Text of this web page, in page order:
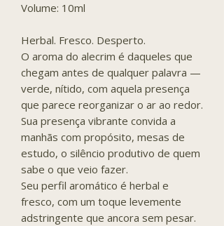
Volume: 10ml
Herbal. Fresco. Desperto.
O aroma do alecrim é daqueles que
chegam antes de qualquer palavra —
verde, nítido, com aquela presença
que parece reorganizar o ar ao redor.
Sua presença vibrante convida a
manhãs com propósito, mesas de
estudo, o silêncio produtivo de quem
sabe o que veio fazer.
Seu perfil aromático é herbal e
fresco, com um toque levemente
adstringente que ancora sem pesar.